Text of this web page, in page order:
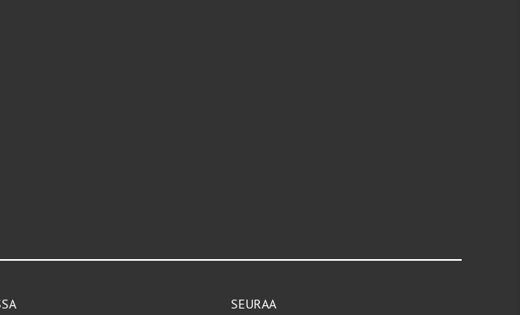
SEURAA